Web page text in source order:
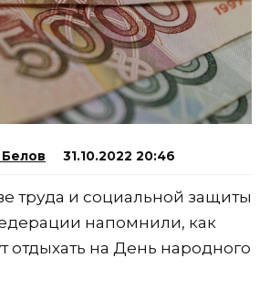
31.10.2022 20:46
труда и социальной защиты
напомнили, как
отдыхать на День народного